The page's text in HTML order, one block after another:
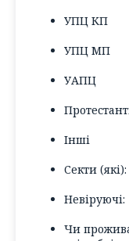
УПЦ КП
УПЦ МП
УАПЦ
Інші
Секти (які):
Невіруючі:
Чи